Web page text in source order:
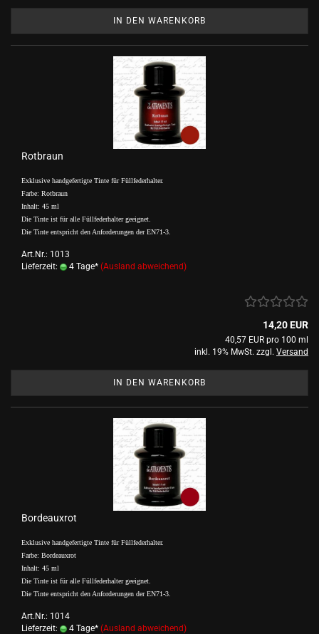
IN DEN WARENKORB
Rotbraun
Exklusive handgefertigte Tinte für Füllfederhalter.
Farbe: Rotbraun
Inhalt: 45 ml
Die Tinte ist für alle Füllfederhalter geeignet.
Die Tinte entspricht den Anforderungen der EN71-3.
Art.Nr.: 1013
Lieferzeit:
4 Tage* (Ausland abweichend)
14,20 EUR
40,57 EUR pro 100 ml
inkl. 19% MwSt. zzgl. Versand
IN DEN WARENKORB
Bordeauxrot
Exklusive handgefertigte Tinte für Füllfederhalter.
Farbe: Bordeauxrot
Inhalt: 45 ml
Die Tinte ist für alle Füllfederhalter geeignet.
Die Tinte entspricht den Anforderungen der EN71-3.
Art.Nr.: 1014
Lieferzeit:
4 Tage* (Ausland abweichend)